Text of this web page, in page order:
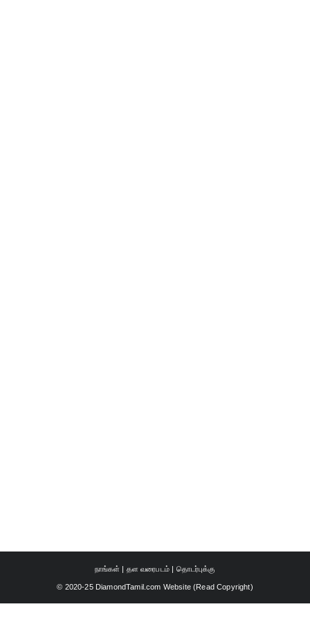
நாங்கள் | தள வரைபடம் | தொடர்புக்கு
© 2020-25 DiamondTamil.com Website (Read Copyright)